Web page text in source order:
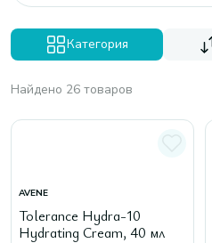
Категория
Найдено 26 товаров
AVENE
Tolerance Hydra-10
Hydrating Сream, 40 мл